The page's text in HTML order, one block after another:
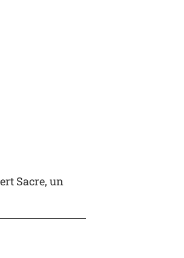
Sacre, un